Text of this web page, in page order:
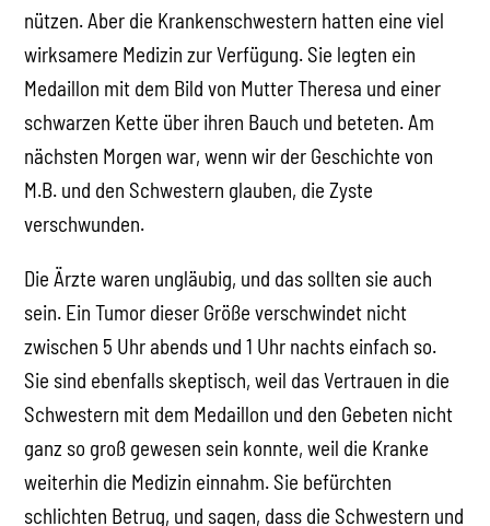
nützen. Aber die Krankenschwestern hatten eine viel
wirksamere Medizin zur Verfügung. Sie legten ein
Medaillon mit dem Bild von Mutter Theresa und einer
schwarzen Kette über ihren Bauch und beteten. Am
nächsten Morgen war, wenn wir der Geschichte von
M.B. und den Schwestern glauben, die Zyste
verschwunden.
Die Ärzte waren ungläubig, und das sollten sie auch
sein. Ein Tumor dieser Größe verschwindet nicht
zwischen 5 Uhr abends und 1 Uhr nachts einfach so.
Sie sind ebenfalls skeptisch, weil das Vertrauen in die
Schwestern mit dem Medaillon und den Gebeten nicht
ganz so groß gewesen sein konnte, weil die Kranke
weiterhin die Medizin einnahm. Sie befürchten
schlichten Betrug, und sagen, dass die Schwestern und